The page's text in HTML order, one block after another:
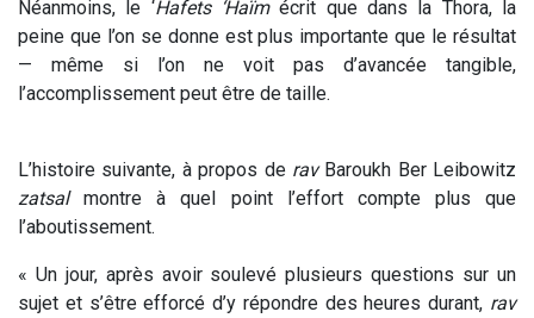
Néanmoins, le ‘Hafets ‘Haïmécrit que dans la Thora, la
peine que l’on se donne est plus importante que le résultat
— même si l’on ne voit pas d’avancée tangible,
l’accomplissement peut être de taille.
L’histoire suivante, à propos de ravBaroukh Ber Leibowitz
zatsalmontre à quel point l’effort compte plus que
l’aboutissement.
« Un jour, après avoir soulevé plusieurs questions sur un
sujet et s’être efforcé d’y répondre des heures durant, rav